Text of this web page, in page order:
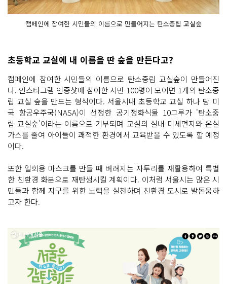
캠페인에 참여한 시민들의 이름으로 만들어지는 탄소중립 교실숲
초등학교 교실에 내 이름을 딴 숲을 만든다고?
캠페인에 참여한 시민들의 이름으로 탄소중립 교실숲이 만들어진
다. 인스타그램 인증샷에 참여한 시민 100명이 모이면 1개의 탄소중
립 교실 숲을 만드는 형식이다. 서울시내 초등학교 교실 하나 당 미
국 항공우주국(NASA)이 선정한 공기정화식물 10그루가 '탄소중
립 교실숲'이라는 이름으로 기부되며 교실의 실내 미세먼지와 온실
가스를 줄여 아이들이 쾌적한 환경에서 교육받을 수 있도록 할 예정
이다.
또한 일회용 마스크를 만들 때 버려지는 자투리를 재활용하여 특별
한 친환경 화분으로 재탄생시킬 계획이다. 이처럼 서울시는 많은 시
민들과 함께 지구를 위한 노력을 실천하며 친환경 도시로 발돋움하
고자 한다.